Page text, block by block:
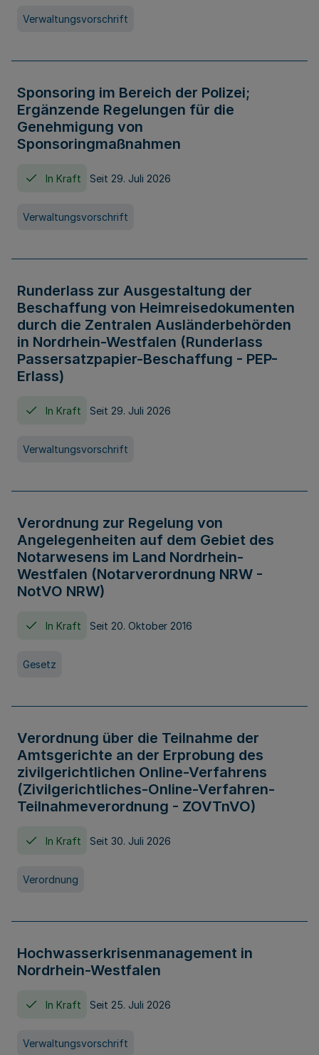
Verwaltungsvorschrift
Sponsoring im Bereich der Polizei;
Ergänzende Regelungen für die
Genehmigung von
Sponsoringmaßnahmen
In Kraft Seit 29. Juli 2026
Verwaltungsvorschrift
Runderlass zur Ausgestaltung der
Beschaffung von Heimreisedokumenten
durch die Zentralen Ausländerbehörden
in Nordrhein-Westfalen (Runderlass
Passersatzpapier-Beschaffung - PEP-
Erlass)
In Kraft Seit 29. Juli 2026
Verwaltungsvorschrift
Verordnung zur Regelung von
Angelegenheiten auf dem Gebiet des
Notarwesens im Land Nordrhein-
Westfalen (Notarverordnung NRW -
NotVO NRW)
In Kraft Seit 20. Oktober 2016
Gesetz
Verordnung über die Teilnahme der
Amtsgerichte an der Erprobung des
zivilgerichtlichen Online-Verfahrens
(Zivilgerichtliches-Online-Verfahren-
Teilnahmeverordnung - ZOVTnVO)
In Kraft Seit 30. Juli 2026
Verordnung
Hochwasserkrisenmanagement in
Nordrhein-Westfalen
In Kraft Seit 25. Juli 2026
Verwaltungsvorschrift